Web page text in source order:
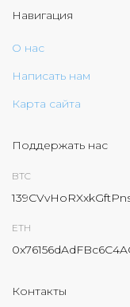
Навигация
О нас
Написать нам
Карта сайта
Поддержать нас
BTC
ETH
Контакты